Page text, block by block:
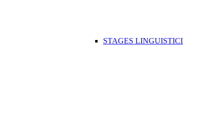
STAGES LINGUISTICI